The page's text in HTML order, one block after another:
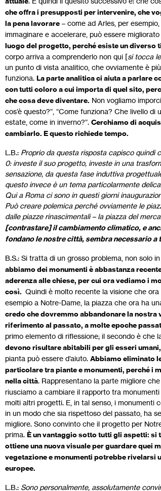
che offra i presupposti per intervenire, che
la pena lavorare – come ad Arles, per
immaginare e accelerare, può essere
luogo del progetto, perché esiste un diverso
corpo arriva a comprenderlo non qui [si tocca
un punto di vista analitico, che ovviamente è
funziona. La parte analitica ci aiuta a parlare
con tutti coloro a cui importa di quel sito,
che cosa deve diventare. Non vogliamo
cos’è questo?”, “Come funziona? Che livello
estate, come in inverno?”. Cerchiamo di
cambiarlo. E questo richiede tempo.
L.B.: Proprio da questa risposta capisco quindi
0: investe il suo progetto, investe in una
sensazione, da questa fase induttiva
questo invece è un tema particolarmente
Qui a Roma ci sono in questi giorni
Può creare polemica perché ovviamente le
dalle piazze rinascimentali – la piazza del
[contrastare] il cambiamento climatico, e
fondano le nostre città, sembra necessario
B.S.: Si tratta di un grosso problema, non solo
abbiamo dei monumenti è abbastanza
aderenza alle chiese, per cui ora vediamo i
così. Quindi è molto recente la visione che
esempio a Notre-Dame, la piazza che ora ha
credo che dovremmo abbandonare la
riferimento al passato, a molte epoche
primo elemento di riflessione; il secondo è che
devono risultare abitabili per gli esseri
pianta può essere d’aiuto. Abbiamo eliminato
particolare tra piante e monumenti, perché i
nella città. Rappresentano la parte migliore
riusciamo a cambiare il rapporto tra
molti altri progetti. E, in tal senso, i monumenti
in un modo che sia rispettoso del passato, ha
migliore. Sono convinto che il progetto per
prima. È un vantaggio sotto tutti gli aspetti: si
ottiene una nuova visuale per guardare quei
vegetazione e monumenti potrebbe rivelarsi
europee.
L.B.: Sono personalmente, assolutamente